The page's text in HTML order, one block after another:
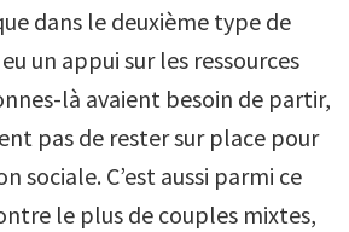
dans le deuxième type de
un appui sur les ressources
là avaient besoin de partir,
pas de rester sur place pour
sociale. C’est aussi parmi ce
le plus de couples mixtes,